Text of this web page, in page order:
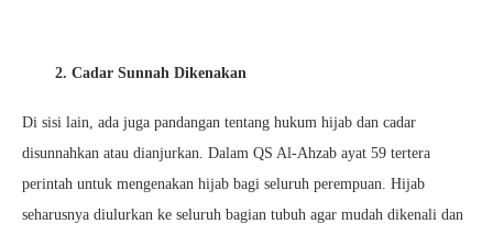
2. Cadar Sunnah Dikenakan
Di sisi lain, ada juga pandangan tentang hukum hijab dan cadar
disunnahkan atau dianjurkan. Dalam QS Al-Ahzab ayat 59 tertera
perintah untuk mengenakan hijab bagi seluruh perempuan. Hijab
seharusnya diulurkan ke seluruh bagian tubuh agar mudah dikenali dan